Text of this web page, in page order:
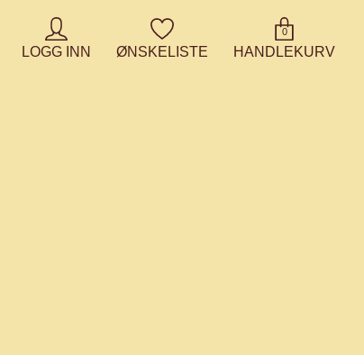
LOGG INN ØNSKELISTE
0
HANDLEKURV